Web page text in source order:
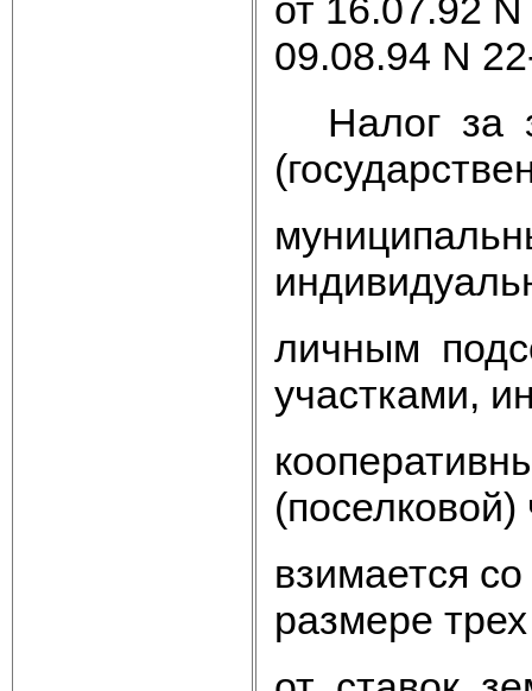
от 16.07.92
09.08.94 N
Налог за
личным
участками,
(поселковой)
взимается
размере